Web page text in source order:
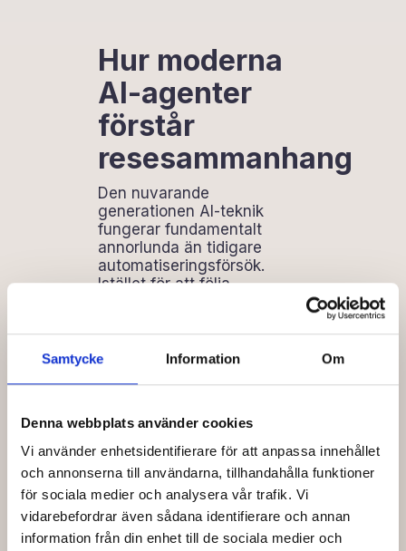
Samtycke Information Om
Denna webbplats använder cookies
Vi använder enhetsidentifierare för att anpassa innehållet
och annonserna till användarna, tillhandahålla funktioner
för sociala medier och analysera vår trafik. Vi
vidarebefordrar även sådana identifierare och annan
information från din enhet till de sociala medier och
Hur moderna
AI-agenter
förstår
resesammanhang
Den nuvarande
generationen AI-teknik
fungerar fundamentalt
annorlunda än tidigare
automatiseringsförsök.
Istället för att följa
förutbestämda svar kan en
ai-reseagentförstå
komma åt
realtidsinformation från
bokningssystem för att ge
korrekta och specifika svar.
När någon frågar om